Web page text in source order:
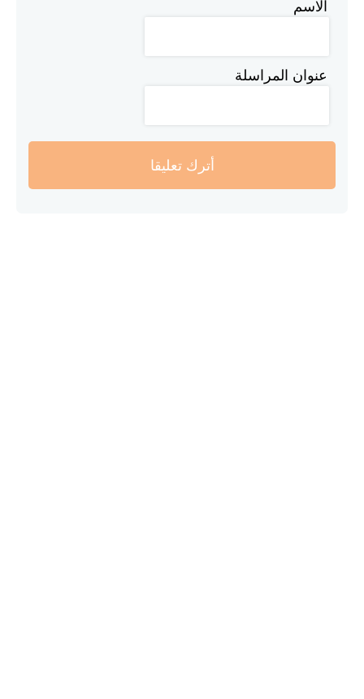
الاسم
عنوان المراسلة
أترك تعليقا